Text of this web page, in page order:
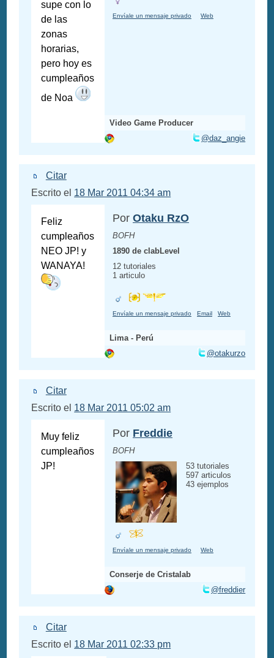
supe con lo
de las
zonas
horarias,
pero hoy es
cumpleaños
de Noa
Envíale un mensaje privado Web
Video Game Producer
@daz_angie
Citar
Escrito el 18 Mar 2011 04:34 am
Feliz
cumpleaños
NEO JP! y
WANAYA!
Por Otaku RzO
BOFH
1890 de clabLevel
12 tutoriales
1 articulo
Envíale un mensaje privado Email Web
Lima - Perú
@otakurzo
Citar
Escrito el 18 Mar 2011 05:02 am
Muy feliz
cumpleaños
JP!
Por Freddie
BOFH
53 tutoriales
597 articulos
43 ejemplos
Envíale un mensaje privado Web
Conserje de Cristalab
@freddier
Citar
Escrito el 18 Mar 2011 02:33 pm